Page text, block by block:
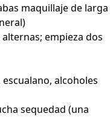
maquillaje de larga
empieza dos
alcoholes
sequedad (una